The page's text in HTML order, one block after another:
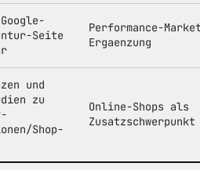
Seite
Performance-
Ergaenzung
und
zu
Shop-
Online-Shops als
Zusatzschwerpunkt